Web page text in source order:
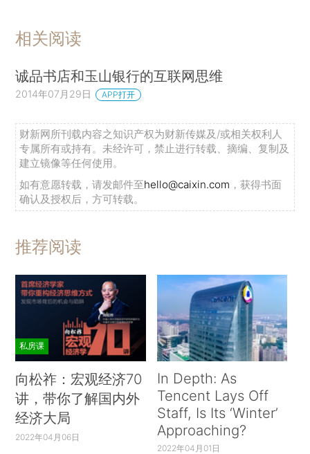
相关阅读
诚品书店和玉山银行的互联网思维
2014年07月29日 APP打开
财新网所刊载内容之知识产权为财新传媒及/或相关权利人
专属所有或持有。未经许可，禁止进行转载、摘编、复制及
建立镜像等任何使用。
如有意愿转载，请发邮件至hello@caixin.com ，获得书面
确认及授权后，方可转载。
推荐阅读
私房课
向松祚：宏观经济70
讲，带你了解国内外
经济大局
2022年04月06日
In Depth: As
Tencent Lays Off
Staff, Is Its ‘Winter’
Approaching?
2022年04月01日